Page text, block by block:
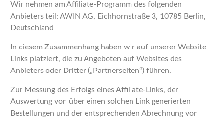
Wir nehmen am Affiliate-Programm des folgenden
Anbieters teil: AWIN AG, Eichhornstraße 3, 10785 Berlin,
Deutschland
In diesem Zusammenhang haben wir auf unserer Website
Links platziert, die zu Angeboten auf Websites des
Anbieters oder Dritter („Partnerseiten“) führen.
Zur Messung des Erfolgs eines Affiliate-Links, der
Auswertung von über einen solchen Link generierten
Bestellungen und der entsprechenden Abrechnung von